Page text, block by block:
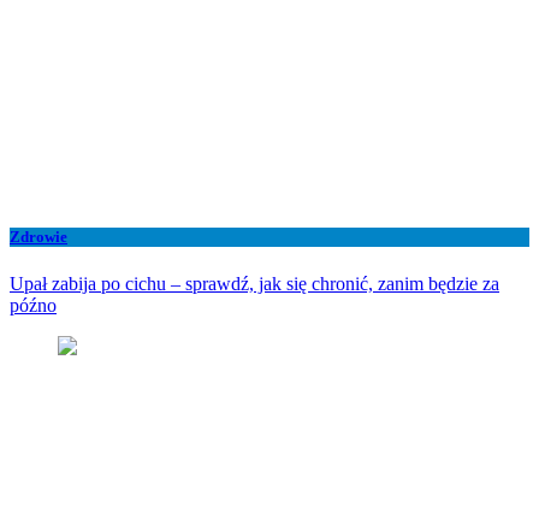
Zdrowie
Upał zabija po cichu – sprawdź, jak się chronić, zanim będzie za
późno